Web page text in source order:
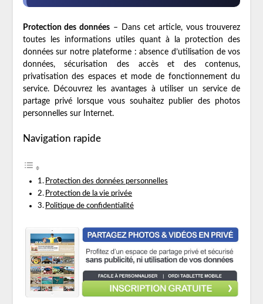
Protection des données – Dans cet article, vous trouverez
toutes les informations utiles quant à la protection des
données sur notre plateforme : absence d’utilisation de vos
données, sécurisation des accès et des contenus,
privatisation des espaces et mode de fonctionnement du
service. Découvrez les avantages à utiliser un service de
partage privé lorsque vous souhaitez publier des photos
personnelles sur Internet.
Navigation rapide
Protection des données personnelles
Protection de la vie privée
Politique de confidentialité